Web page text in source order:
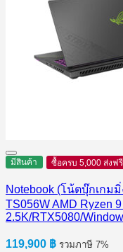
มีสินค้า ซื้อครบ 5,000 ส่งฟรี
Notebook (โน้ตบุ๊กเกมมิ่
TS056W AMD Ryzen
2.5K/RTX5080/
119,900 ฿ รวมภาษี 7%